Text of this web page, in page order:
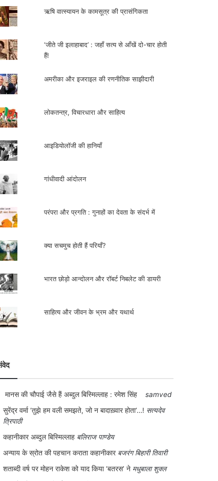
ऋषि वात्स्यायन के कामसूत्र की प्रासंगिकता
‘जीते जी इलाहाबाद’ : जहाँ सत्य से आँखें दो-चार होती
हैं!
अमरीका और इजराइल की रणनीतिक साझीदारी
लोकतन्त्र, विचारधारा और साहित्य
आइडियोलॉजी की हानियाँ
गांधीवादी आंदोलन
परंपरा और प्रगति : गुनाहों का देवता के संदर्भ में
क्या सचमुच होती हैं परियाँ?
भारत छोड़ो आन्दोलन और रॉबर्ट निबलेट की डायरी
साहित्य और जीवन के भ्रम और यथार्थ
मानस की चौपाई जैसे हैं अब्दुल बिस्मिल्लाह : रमेश सिंह
samved
सुरेंद्र वर्मा ‘तुझे हम वली समझते, जो न बादाख़्वार होता’…! सत्यदेव
त्रिपाठी
कहानीकार अब्दुल बिस्मिल्लाह बलिराज पाण्डेय
अन्याय के स्रोत की पहचान कराता कहानीकार बजरंग बिहारी तिवारी
शताब्दी वर्ष पर मोहन राकेश को याद किया ‘बतरस’ ने मधुबाला शुक्ल